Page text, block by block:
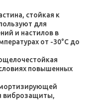
стойкая к
для
и настилов в
от -30°C до
повышенных
виброзащиты,